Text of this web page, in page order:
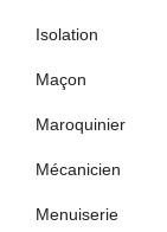
Isolation
Maçon
Maroquinier
Mécanicien
Menuiserie